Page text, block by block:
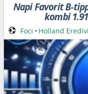
Napi Favorit B-
kombi
Foci • Holland